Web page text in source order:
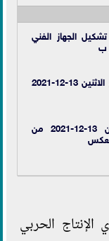
الجهاز الفني
ب
متوسط تأخيرات القطارات اليوم الاثنين 13-12-2021
مواعيد القطارات اليوم الاثنين 13-12-2021 من
الحربي